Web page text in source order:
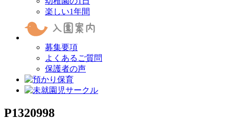
楽しい1年間
募集要項
よくあるご質問
保護者の声
P1320998